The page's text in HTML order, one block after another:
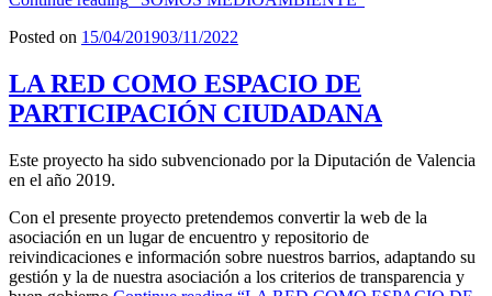
Posted on 15/04/201903/11/2022
LA RED COMO ESPACIO DE
PARTICIPACIÓN CIUDADANA
Este proyecto ha sido subvencionado por la Diputación de Valencia
en el año 2019.
Con el presente proyecto pretendemos convertir la web de la
asociación en un lugar de encuentro y repositorio de
reivindicaciones e información sobre nuestros barrios, adaptando su
gestión y la de nuestra asociación a los criterios de transparencia y